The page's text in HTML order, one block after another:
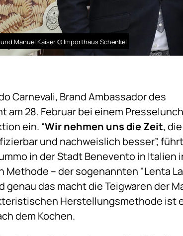
Manuel Kaiser © Importhaus Schenkel
Carnevali, Brand Ambassador des
28. Februar bei einem
ein. “Wir nehmen uns die Zeit,
und nachweislich besser”,
in der Stadt Benevento in Italien
– der sogenannten "Lenta
das macht die Teigwaren der
Herstellungsmethode ist
dem Kochen.